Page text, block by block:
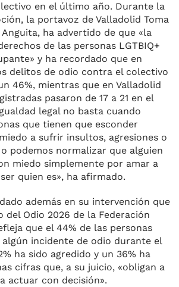
en el último año. Durante la
la portavoz de Valladolid Toma
ha advertido de que «la
de las personas LGTBIQ+
y ha recordado que en
delitos de odio contra el colectivo
46%, mientras que en Valladolid
pasaron de 17 a 21 en el
legal no basta cuando
que tienen que esconder
a sufrir insultos, agresiones o
podemos normalizar que alguien
miedo simplemente por amar a
quien es», ha afirmado.
además en su intervención que
del Odio 2026 de la Federación
que el 44% de las personas
algún incidente de odio durante el
ha sido agredido y un 36% ha
cifras que, a su juicio, «obligan a
actuar con decisión».